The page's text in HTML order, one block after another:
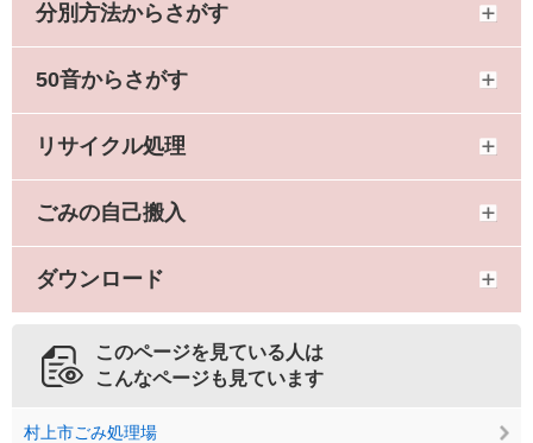
分別方法からさがす
50音からさがす
リサイクル処理
ごみの自己搬入
ダウンロード
このページを見ている人は
こんなページも見ています
村上市ごみ処理場